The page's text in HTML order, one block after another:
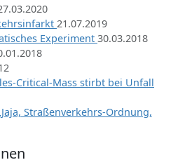
21.07.2019
Experiment 30.03.2018
Critical-Mass stirbt bei Unfall
Straßenverkehrs-Ordnung,